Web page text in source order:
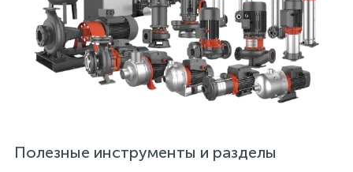
Полезные инструменты и разделы